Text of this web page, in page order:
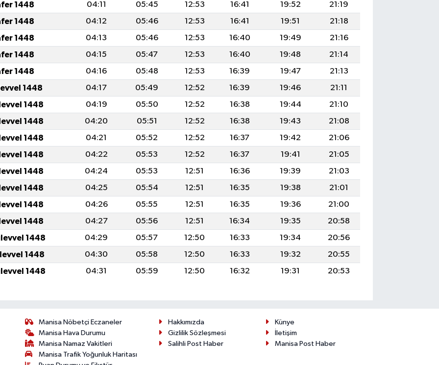
1448 04:11 05:45 12:53 16:41 19:52
21:19
1448 04:12 05:46 12:53 16:41 19:51
21:18
1448 04:13 05:46 12:53 16:40 19:49
21:16
1448 04:15 05:47 12:53 16:40 19:48
21:14
1448 04:16 05:48 12:53 16:39 19:47
21:13
1448 04:17 05:49 12:52 16:39 19:46
21:11
1448 04:19 05:50 12:52 16:38 19:44
21:10
1448 04:20 05:51 12:52 16:38 19:43
21:08
1448 04:21 05:52 12:52 16:37 19:42
21:06
1448 04:22 05:53 12:52 16:37 19:41
21:05
1448 04:24 05:53 12:51 16:36 19:39
21:03
1448 04:25 05:54 12:51 16:35 19:38
21:01
1448 04:26 05:55 12:51 16:35 19:36
21:00
1448 04:27 05:56 12:51 16:34 19:35
20:58
1448 04:29 05:57 12:50 16:33 19:34
20:56
1448 04:30 05:58 12:50 16:33 19:32
20:55
1448 04:31 05:59 12:50 16:32 19:31 20:53
Manisa Nöbetçi Eczaneler
Manisa Hava Durumu
Manisa Namaz Vakitleri
Manisa Trafik Yoğunluk Haritası
Hakkımızda
Künye
Gizlilik Sözleşmesi
İletişim
Salihli Post Haber
Manisa Post Haber